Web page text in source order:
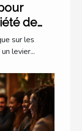
de
sur les
levier...